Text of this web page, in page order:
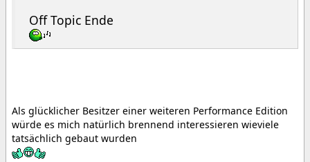
Off Topic Ende
Als glücklicher Besitzer einer weiteren Performance Edition
würde es mich natürlich brennend interessieren wieviele
tatsächlich gebaut wurden